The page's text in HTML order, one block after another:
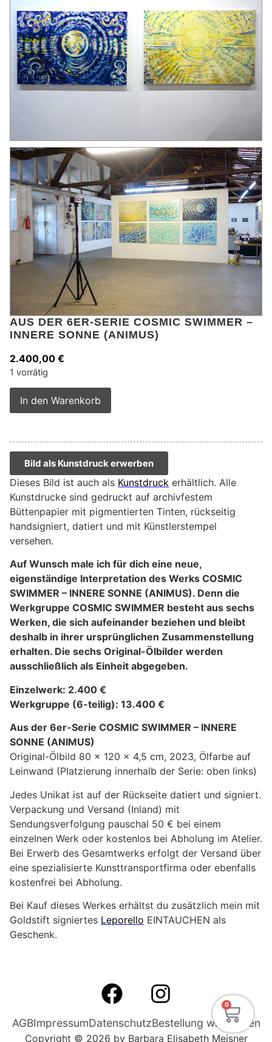
AUS DER 6ER-SERIE COSMIC SWIMMER –
INNERE SONNE (ANIMUS)
2.400,00 €
1 vorrätig
In den Warenkorb
Bild als Kunstdruck erwerben
Dieses Bild ist auch als Kunstdruck erhältlich. Alle
Kunstdrucke sind gedruckt auf archivfestem
Büttenpapier mit pigmentierten Tinten, rückseitig
handsigniert, datiert und mit Künstlerstempel
versehen.
Auf Wunsch male ich für dich eine neue,
eigenständige Interpretation des Werks COSMIC
SWIMMER – INNERE SONNE (ANIMUS). Denn die
Werkgruppe COSMIC SWIMMER besteht aus sechs
Werken, die sich aufeinander beziehen und bleibt
deshalb in ihrer ursprünglichen Zusammenstellung
erhalten. Die sechs Original-Ölbilder werden
ausschließlich als Einheit abgegeben.
Einzelwerk: 2.400 €
Werkgruppe (6-teilig): 13.400 €
Aus der 6er-Serie COSMIC SWIMMER – INNERE
SONNE (ANIMUS)
Original-Ölbild 80 x 120 x 4,5 cm, 2023, Ölfarbe auf
Leinwand (Platzierung innerhalb der Serie: oben links)
Jedes Unikat ist auf der Rückseite datiert und signiert.
Verpackung und Versand (Inland) mit
Sendungsverfolgung pauschal 50 € bei einem
einzelnen Werk oder kostenlos bei Abholung im Atelier.
Bei Erwerb des Gesamtwerks erfolgt der Versand über
eine spezialisierte Kunsttransportfirma oder ebenfalls
kostenfrei bei Abholung.
Bei Kauf dieses Werkes erhältst du zusätzlich mein mit
Goldstift signiertes Leporello EINTAUCHEN als
Geschenk.
Copyright © 2026 by Barbara Elisabeth Meisner
AGBImpressumDatenschutzBestellung widerrufen
0